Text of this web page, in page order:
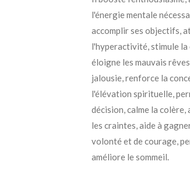
l'énergie mentale
accomplir ses objectifs,
l'hyperactivité, stimule
éloigne les mauvais
jalousie, renforce la
l'élévation spirituelle,
décision, calme la
les craintes, aide à
volonté et de courage,
améliore le sommeil.